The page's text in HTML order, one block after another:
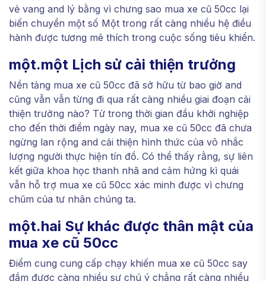
vẻ vang and lý bằng vì chưng sao mua xe cũ 50cc lại
biến chuyển một số Một trong rất càng nhiều hệ điều
hành được tương mê thích trong cuộc sống tiêu khiển.
một.một Lịch sử cải thiện trưởng
Nền tảng mua xe cũ 50cc đã sở hữu từ bao giờ and
cũng vẫn vẫn từng đi qua rất càng nhiều giai đoạn cải
thiện trưởng nào? Từ trong thời gian đầu khởi nghiệp
cho đến thời điểm ngày nay, mua xe cũ 50cc đã chưa
ngừng lan rộng and cải thiện hình thức của vô nhắc
lượng người thực hiện tín đồ. Có thể thấy rằng, sự liên
kết giữa khoa học thanh nhã and cảm hứng kì quái
vẫn hỗ trợ mua xe cũ 50cc xác minh được vì chưng
chũm của tư nhân chúng ta.
một.hai Sự khác được thân mật của
mua xe cũ 50cc
Điểm cung cung cấp chạy khiến mua xe cũ 50cc say
đắm được càng nhiều sự chú ý chẳng rất càng nhiều